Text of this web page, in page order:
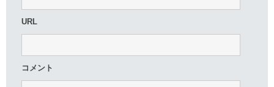
URL
コメント